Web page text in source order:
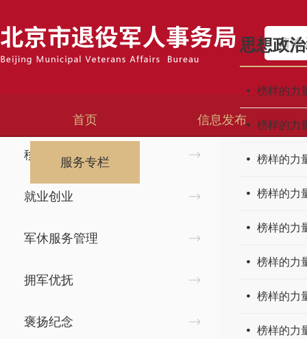
首页 信息发布
服务专栏
服务专栏
思想政治和权益维护
移交安置
就业创业
军休服务管理
拥军优抚
褒扬纪念
思想政
榜样的力
榜样的力
榜样的力
榜样的力
榜样的力
榜样的力
榜样的力
榜样的力